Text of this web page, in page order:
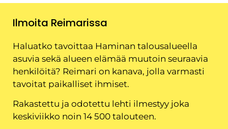
Ilmoita Reimarissa
Haluatko tavoittaa Haminan talousalueella
asuvia sekä alueen elämää muutoin seuraavia
henkilöitä? Reimari on kanava, jolla varmasti
tavoitat paikalliset ihmiset.
Rakastettu ja odotettu lehti ilmestyy joka
keskiviikko noin 14 500 talouteen.